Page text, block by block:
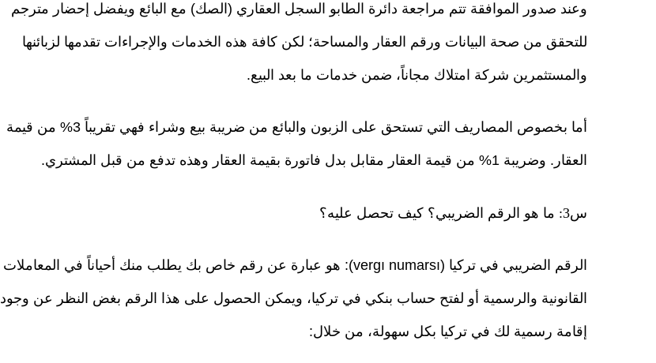
وعند صدور الموافقة تتم مراجعة دائرة الطابو السجل العقاري (الصك) مع البائع ويفضل إحضار مترجم
للتحقق من صحة البيانات ورقم العقار والمساحة؛ لكن كافة هذه الخدمات والإجراءات تقدمها لزبائنها
والمستثمرين شركة امتلاك مجاناً، ضمن خدمات ما بعد البيع.
أما بخصوص المصاريف التي تستحق على الزبون والبائع من ضريبة بيع وشراء فهي تقريباً 3% من قيمة
العقار. وضريبة 1% من قيمة العقار مقابل بدل فاتورة بقيمة العقار وهذه تدفع من قبل المشتري.
س3: ما هو الرقم الضريبي؟ كيف تحصل عليه؟
الرقم الضريبي في تركيا (vergı numarsı): هو عبارة عن رقم خاص بك يطلب منك أحياناً في المعاملات
القانونية والرسمية أو لفتح حساب بنكي في تركيا، ويمكن الحصول على هذا الرقم بغض النظر عن وجود
إقامة رسمية لك في تركيا بكل سهولة، من خلال: